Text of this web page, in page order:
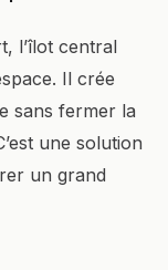
l’îlot central
Il crée
sans fermer la
une solution
un grand